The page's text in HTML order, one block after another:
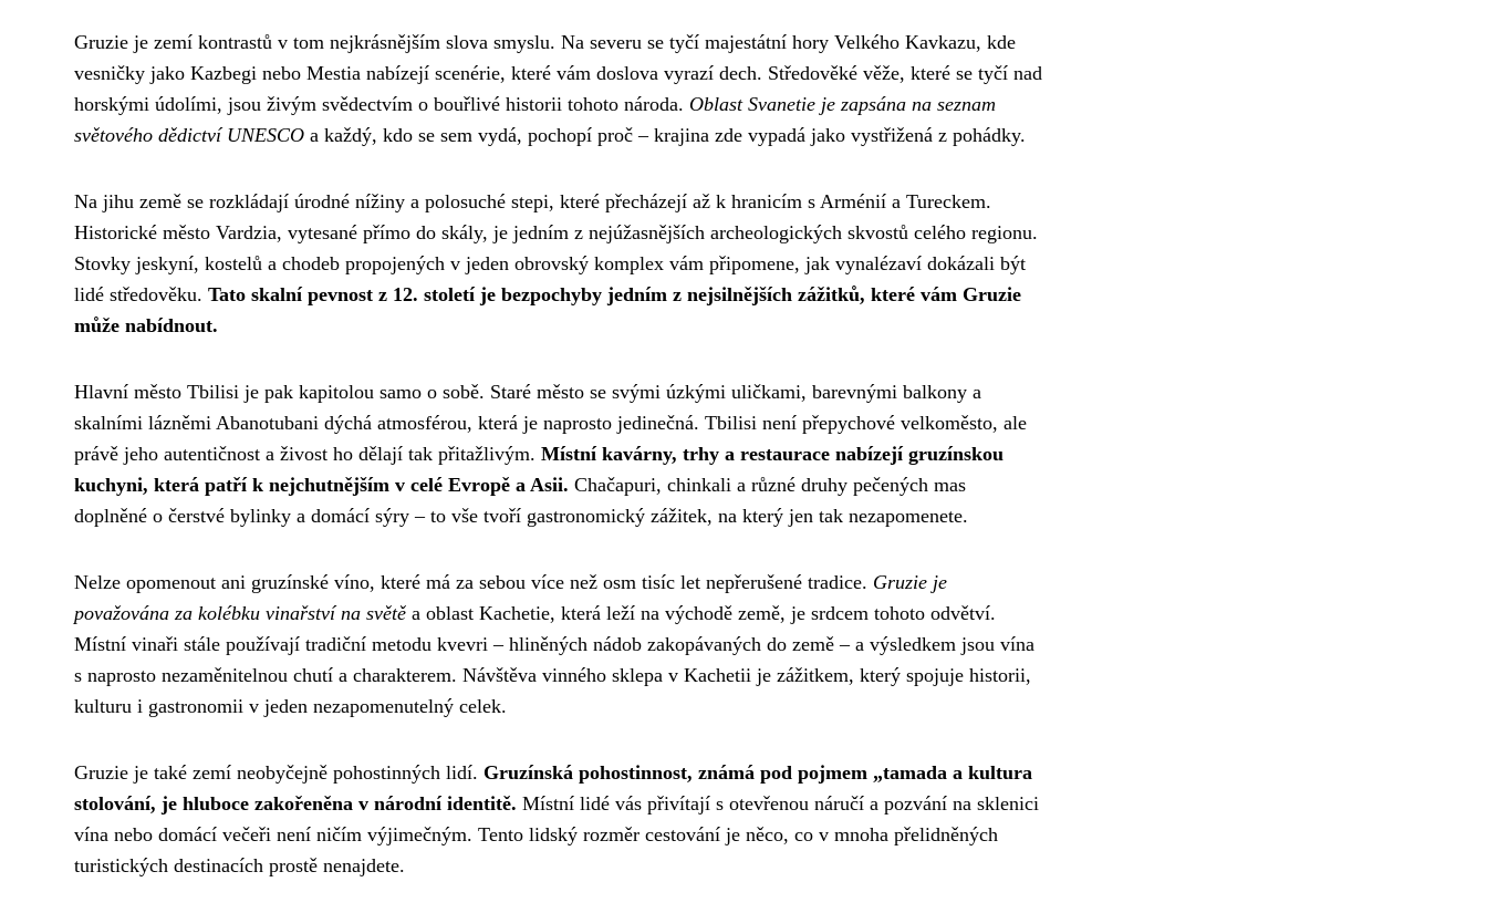
Gruzie je zemí kontrastů v tom nejkrásnějším slova smyslu. Na severu se tyčí majestátní hory Velkého Kavkazu, kde
vesničky jako Kazbegi nebo Mestia nabízejí scenérie, které vám doslova vyrazí dech. Středověké věže, které se tyčí nad
horskými údolími, jsou živým svědectvím o bouřlivé historii tohoto národa. Oblast Svanetie je zapsána na seznam
světového dědictví UNESCO a každý, kdo se sem vydá, pochopí proč – krajina zde vypadá jako vystřižená z pohádky.
Na jihu země se rozkládají úrodné nížiny a polosuché stepi, které přecházejí až k hranicím s Arménií a Tureckem.
Historické město Vardzia, vytesané přímo do skály, je jedním z nejúžasnějších archeologických skvostů celého regionu.
Stovky jeskyní, kostelů a chodeb propojených v jeden obrovský komplex vám připomene, jak vynalézaví dokázali být
lidé středověku. Tato skalní pevnost z 12. století je bezpochyby jedním z nejsilnějších zážitků, které vám Gruzie
může nabídnout.
Hlavní město Tbilisi je pak kapitolou samo o sobě. Staré město se svými úzkými uličkami, barevnými balkony a
skalními lázněmi Abanotubani dýchá atmosférou, která je naprosto jedinečná. Tbilisi není přepychové velkoměsto, ale
právě jeho autentičnost a živost ho dělají tak přitažlivým. Místní kavárny, trhy a restaurace nabízejí gruzínskou
kuchyni, která patří k nejchutnějším v celé Evropě a Asii. Chačapuri, chinkali a různé druhy pečených mas
doplněné o čerstvé bylinky a domácí sýry – to vše tvoří gastronomický zážitek, na který jen tak nezapomenete.
Nelze opomenout ani gruzínské víno, které má za sebou více než osm tisíc let nepřerušené tradice. Gruzie je
považována za kolébku vinařství na světě a oblast Kachetie, která leží na východě země, je srdcem tohoto odvětví.
Místní vinaři stále používají tradiční metodu kvevri – hliněných nádob zakopávaných do země – a výsledkem jsou vína
s naprosto nezaměnitelnou chutí a charakterem. Návštěva vinného sklepa v Kachetii je zážitkem, který spojuje historii,
kulturu i gastronomii v jeden nezapomenutelný celek.
Gruzie je také zemí neobyčejně pohostinných lidí. Gruzínská pohostinnost, známá pod pojmem „tamada a kultura
stolování, je hluboce zakořeněna v národní identitě. Místní lidé vás přivítají s otevřenou náručí a pozvání na sklenici
vína nebo domácí večeři není ničím výjimečným. Tento lidský rozměr cestování je něco, co v mnoha přelidněných
turistických destinacích prostě nenajdete.